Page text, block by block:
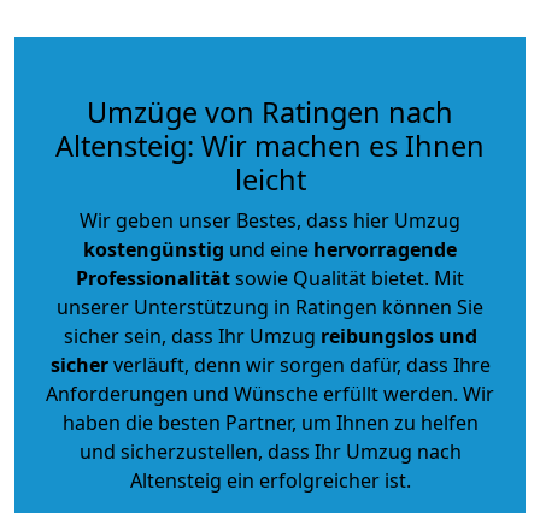
Umzüge von Ratingen nach
Altensteig: Wir machen es Ihnen
leicht
Wir geben unser Bestes, dass hier Umzug
kostengünstig und eine hervorragende
Professionalitätsowie Qualität bietet. Mit
unserer Unterstützung in Ratingen können Sie
sicher sein, dass Ihr Umzug reibungslos und
sicherverläuft, denn wir sorgen dafür, dass Ihre
Anforderungen und Wünsche erfüllt werden. Wir
haben die besten Partner, um Ihnen zu helfen
und sicherzustellen, dass Ihr Umzug nach
Altensteig ein erfolgreicher ist.